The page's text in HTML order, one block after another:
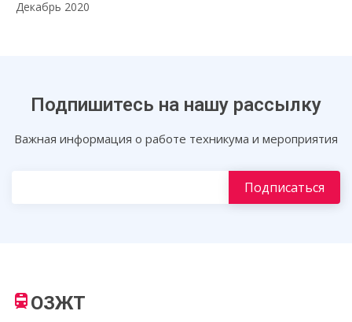
Декабрь 2020
Подпишитесь на нашу рассылку
Важная информация о работе техникума и мероприятия
ОЗЖТ